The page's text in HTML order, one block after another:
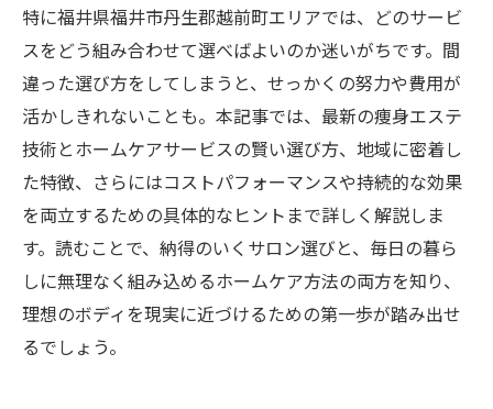
特に福井県福井市丹生郡越前町エリアでは、どのサービ
スをどう組み合わせて選べばよいのか迷いがちです。間
違った選び方をしてしまうと、せっかくの努力や費用が
活かしきれないことも。本記事では、最新の痩身エステ
技術とホームケアサービスの賢い選び方、地域に密着し
た特徴、さらにはコストパフォーマンスや持続的な効果
を両立するための具体的なヒントまで詳しく解説しま
す。読むことで、納得のいくサロン選びと、毎日の暮ら
しに無理なく組み込めるホームケア方法の両方を知り、
理想のボディを現実に近づけるための第一歩が踏み出せ
るでしょう。